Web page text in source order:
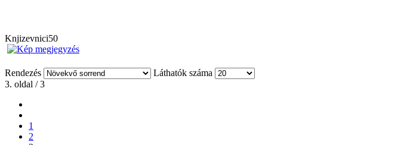
Knjizevnici50
Rendezés
Láthatók száma
3. oldal / 3
1
2